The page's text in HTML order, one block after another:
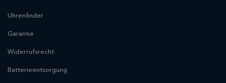
Uhrenfinder
Garantie
Widerrufsrecht
Batterieentsorgung